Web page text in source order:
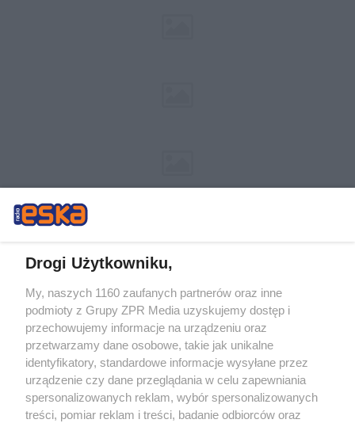
Żaden utwór zamieszczony w serwisie nie może być powielany i
rozpowszechniany lub dalej rozpowszechniany w jakikolwiek sposób (w
tym także elektroniczny lub mechaniczny) na jakimkolwiek polu
eksploatacji w jakiejkolwiek formie, włącznie z umieszczaniem w Internecie
bez pisemnej zgody właściciela praw. Jakiekolwiek użycie lub
wykorzystanie utworów w całości lub w części z naruszeniem prawa, tzn.
bez właściwej zgody, jest zabronione pod groźbą kary i może być ścigane
prawnie.
Drogi Użytkowniku,
My, naszych 1160 zaufanych partnerów oraz inne
podmioty z Grupy ZPR Media uzyskujemy dostęp i
przechowujemy informacje na urządzeniu oraz
przetwarzamy dane osobowe, takie jak unikalne
identyfikatory, standardowe informacje wysyłane przez
urządzenie czy dane przeglądania w celu zapewniania
spersonalizowanych reklam, wybór spersonalizowanych
treści, pomiar reklam i treści, badanie odbiorców oraz